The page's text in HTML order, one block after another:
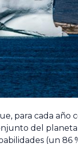
para cada año
del planeta
(un 86